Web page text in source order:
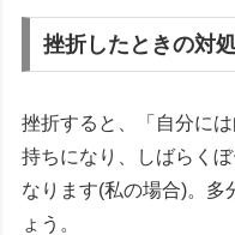
挫折したときの対
挫折すると、「自分に
持ちになり、しばらく
なります(私の場合)。多
ょう。